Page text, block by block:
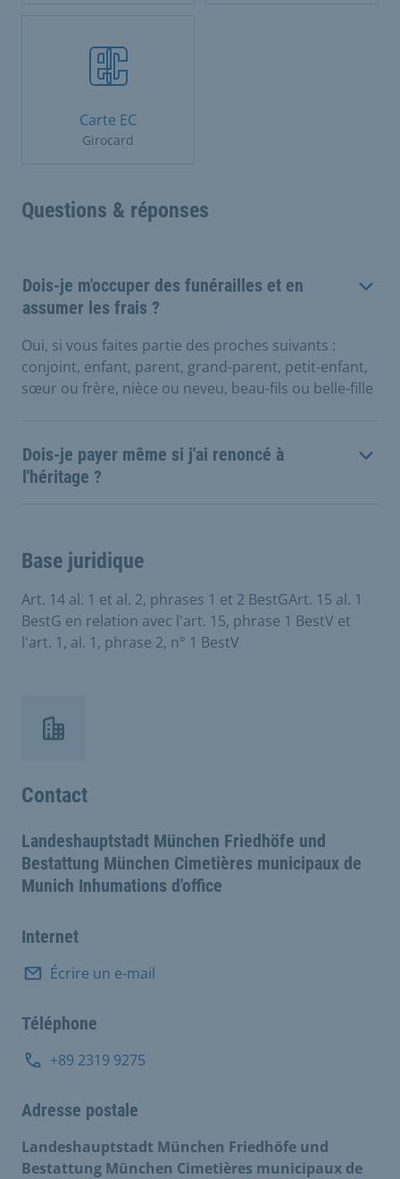
Carte EC
Girocard
Questions & réponses
Dois-je m'occuper des funérailles et en
assumer les frais ?
Oui, si vous faites partie des proches suivants :
conjoint, enfant, parent, grand-parent, petit-enfant,
sœur ou frère, nièce ou neveu, beau-fils ou belle-fille
Dois-je payer même si j'ai renoncé à
l'héritage ?
Base juridique
Art. 14 al. 1 et al. 2, phrases 1 et 2 BestGArt. 15 al. 1
BestG en relation avec l'art. 15, phrase 1 BestV et
l'art. 1, al. 1, phrase 2, n° 1 BestV
Contact
Landeshauptstadt München Friedhöfe und
Bestattung München Cimetières municipaux de
Munich Inhumations d'office
Internet
Écrire un e-mail
Téléphone
+89 2319 9275
Adresse postale
Landeshauptstadt München Friedhöfe und
Bestattung München Cimetières municipaux de